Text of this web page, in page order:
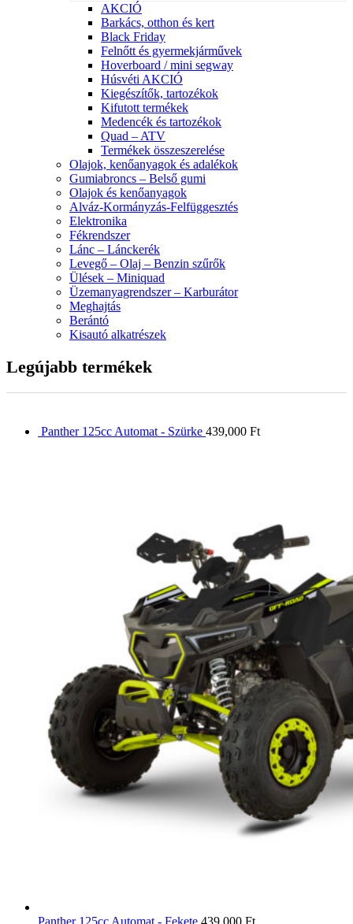
AKCIÓ
Barkács, otthon és kert
Black Friday
Felnőtt és gyermekjárművek
Hoverboard / mini segway
Húsvéti AKCIÓ
Kiegészítők, tartozékok
Kifutott termékek
Medencék és tartozékok
Quad – ATV
Termékek összeszerelése
Olajok, kenőanyagok és adalékok
Gumiabroncs – Belső gumi
Olajok és kenőanyagok
Alváz-Kormányzás-Felfüggesztés
Elektronika
Fékrendszer
Lánc – Lánckerék
Levegő – Olaj – Benzin szűrők
Ülések – Miniquad
Üzemanyagrendszer – Karburátor
Meghajtás
Berántó
Kisautó alkatrészek
Legújabb termékek
Panther 125cc Automat - Szürke 439,000 Ft